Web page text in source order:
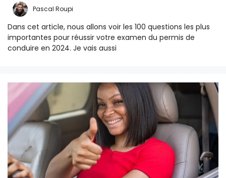
Pascal Roupi
Dans cet article, nous allons voir les 100 questions les plus
importantes pour réussir votre examen du permis de
conduire en 2024. Je vais aussi